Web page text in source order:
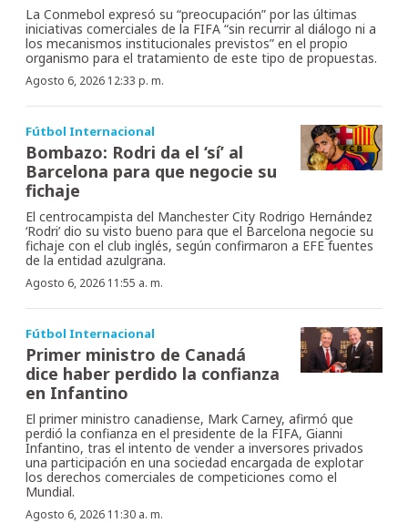
La Conmebol expresó su “preocupación” por las últimas
iniciativas comerciales de la FIFA “sin recurrir al diálogo ni a
los mecanismos institucionales previstos” en el propio
organismo para el tratamiento de este tipo de propuestas.
Agosto 6, 2026 12:33 p. m.
Fútbol Internacional
Bombazo: Rodri da el ‘sí’ al
Barcelona para que negocie su
fichaje
El centrocampista del Manchester City Rodrigo Hernández
‘Rodri’ dio su visto bueno para que el Barcelona negocie su
fichaje con el club inglés, según confirmaron a EFE fuentes
de la entidad azulgrana.
Agosto 6, 2026 11:55 a. m.
Fútbol Internacional
Primer ministro de Canadá
dice haber perdido la confianza
en Infantino
El primer ministro canadiense, Mark Carney, afirmó que
perdió la confianza en el presidente de la FIFA, Gianni
Infantino, tras el intento de vender a inversores privados
una participación en una sociedad encargada de explotar
los derechos comerciales de competiciones como el
Mundial.
Agosto 6, 2026 11:30 a. m.